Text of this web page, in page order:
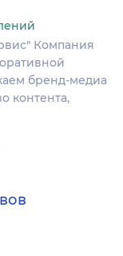
Компания
бренд-медиа
контента,